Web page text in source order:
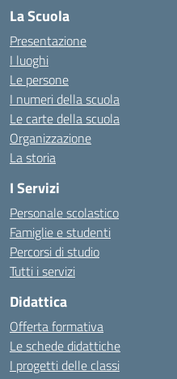
La Scuola
Presentazione
I luoghi
Le persone
I numeri della scuola
Le carte della scuola
Organizzazione
La storia
I Servizi
Personale scolastico
Famiglie e studenti
Percorsi di studio
Tutti i servizi
Didattica
Offerta formativa
Le schede didattiche
I progetti delle classi